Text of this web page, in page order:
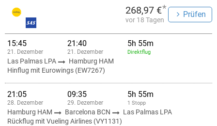
268,97 €*
vor 18 Tagen
Prüfen
15:45
21. Dezember
21:40
21. Dezember
5h 55m
Direktflug
Las Palmas LPA
Hamburg HAM
Hinflug mit Eurowings (EW7267)
21:05
28. Dezember
09:35
29. Dezember
5h 55m
1 Stopp
Hamburg HAM Barcelona BCN
Las Palmas LPA
Rückflug mit Vueling Airlines (VY1131)